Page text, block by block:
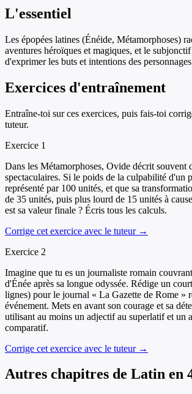
L'essentiel
Les épopées latines (Énéide, Métamorphoses)
aventures héroïques et magiques, et le
d'exprimer les buts et intentions des
Exercices d'entraînement
Entraîne-toi sur ces exercices, puis fais-toi
tuteur.
Exercice 1
Dans les Métamorphoses, Ovide décrit souvent
spectaculaires. Si le poids de la culpabilité d'un
représenté par 100 unités, et que sa
de 35 unités, puis plus lourd de 15 unités à
est sa valeur finale ? Écris tous les calculs.
Corrige cet exercice avec le tuteur →
Exercice 2
Imagine que tu es un journaliste romain
d'Énée après sa longue odyssée. Rédige un
lignes) pour le journal « La Gazette de Rome »
événement. Mets en avant son courage et sa
utilisant au moins un adjectif au superlatif et un
comparatif.
Corrige cet exercice avec le tuteur →
Autres chapitres de Latin en